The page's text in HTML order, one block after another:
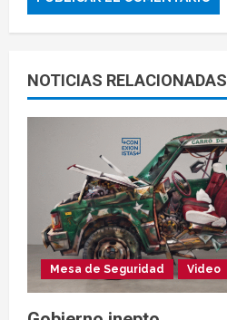
NOTICIAS RELACIONADAS
Mesa de Seguridad Video